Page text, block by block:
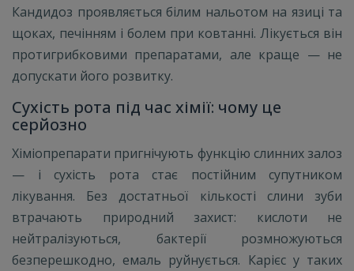
Кандидоз проявляється білим нальотом на язиці та
щоках, печінням і болем при ковтанні. Лікується він
протигрибковими препаратами, але краще — не
допускати його розвитку.
Сухість рота під час хімії: чому це
серйозно
Хіміопрепарати пригнічують функцію слинних залоз
— і сухість рота стає постійним супутником
лікування. Без достатньої кількості слини зуби
втрачають природний захист: кислоти не
нейтралізуються, бактерії розмножуються
безперешкодно, емаль руйнується. Карієс у таких